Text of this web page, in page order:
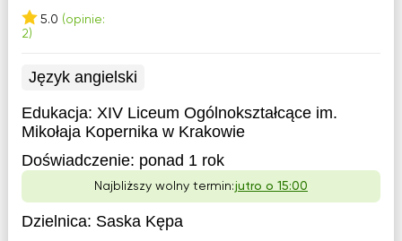
5.0 (opinie:
2)
Język angielski
Edukacja: XIV Liceum Ogólnokształcące im.
Mikołaja Kopernika w Krakowie
Doświadczenie: ponad 1 rok
Najbliższy wolny termin:jutro o 15:00
Dzielnica: Saska Kępa